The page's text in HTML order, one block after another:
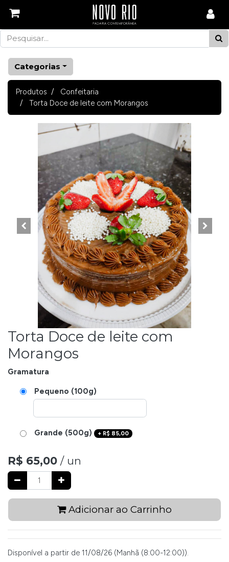
Categorias
Produtos
Confeitaria
Torta Doce de leite com Morangos
Torta Doce de leite com
Morangos
Gramatura
Pequeno (100g)
Grande (500g) + R$ 85,00
R$ 65,00 / un
Adicionar ao Carrinho
Disponível a partir de 11/08/26 (Manhã (8:00-12:00)).